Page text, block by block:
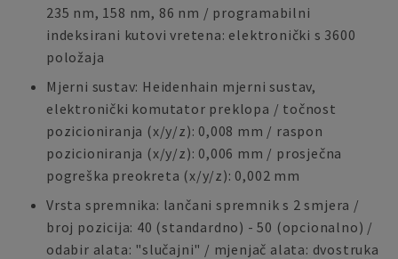
235 nm, 158 nm, 86 nm / programabilni
indeksirani kutovi vretena: elektronički s 3600
položaja
Mjerni sustav: Heidenhain mjerni sustav,
elektronički komutator preklopa / točnost
pozicioniranja (x/y/z): 0,008 mm / raspon
pozicioniranja (x/y/z): 0,006 mm / prosječna
pogreška preokreta (x/y/z): 0,002 mm
Vrsta spremnika: lančani spremnik s 2 smjera /
broj pozicija: 40 (standardno) - 50 (opcionalno) /
odabir alata: "slučajni" / mjenjač alata: dvostruka